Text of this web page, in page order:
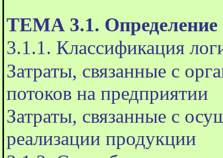
ТЕМА 3.1. Определение
3.1.1. Классификация
Затраты, связанные с
потоков на предприятии
Затраты, связанные с
реализации продукции